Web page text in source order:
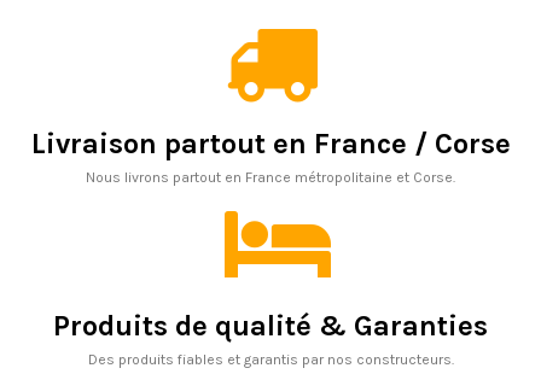
Livraison partout en France / Corse
Nous livrons partout en France métropolitaine et Corse.
Produits de qualité & Garanties
Des produits fiables et garantis par nos constructeurs.